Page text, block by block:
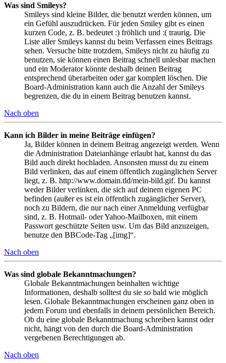
Was sind Smileys?
Smileys sind kleine Bilder, die benutzt werden können, um
ein Gefühl auszudrücken. Für jeden Smiley gibt es einen
kurzen Code, z. B. bedeutet :) fröhlich und :( traurig. Die
Liste aller Smileys kannst du beim Verfassen eines Beitrags
sehen. Versuche bitte trotzdem, Smileys nicht zu häufig zu
benutzen, sie können einen Beitrag schnell unlesbar machen
und ein Moderator könnte deshalb deinen Beitrag
entsprechend überarbeiten oder gar komplett löschen. Die
Board-Administration kann auch die Anzahl der Smileys
begrenzen, die du in einem Beitrag benutzen kannst.
Nach oben
Kann ich Bilder in meine Beiträge einfügen?
Ja, Bilder können in deinem Beitrag angezeigt werden. Wenn
die Administration Dateianhänge erlaubt hat, kannst du das
Bild auch direkt hochladen. Ansonsten musst du zu einem
Bild verlinken, das auf einem öffentlich zugänglichen Server
liegt, z. B. http://www.domain.tld/mein-bild.gif. Du kannst
weder Bilder verlinken, die sich auf deinem eigenen PC
befinden (außer es ist ein öffentlich zugänglicher Server),
noch zu Bildern, die nur nach einer Anmeldung verfügbar
sind, z. B. Hotmail- oder Yahoo-Mailboxen, mit einem
Passwort geschützte Seiten usw. Um das Bild anzuzeigen,
benutze den BBCode-Tag „[img]“.
Nach oben
Was sind globale Bekanntmachungen?
Globale Bekanntmachungen beinhalten wichtige
Informationen, deshalb solltest du sie so bald wie möglich
lesen. Globale Bekanntmachungen erscheinen ganz oben in
jedem Forum und ebenfalls in deinem persönlichen Bereich.
Ob du eine globale Bekanntmachung schreiben kannst oder
nicht, hängt von den durch die Board-Administration
vergebenen Berechtigungen ab.
Nach oben